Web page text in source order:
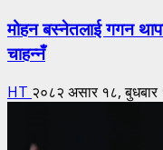
मोहन बस्नेतलाई गगन
चाहन्नँ
HT २०८२ असार १८,